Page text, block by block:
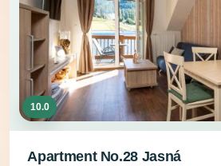
10.0
Apartment No.28 Jasná